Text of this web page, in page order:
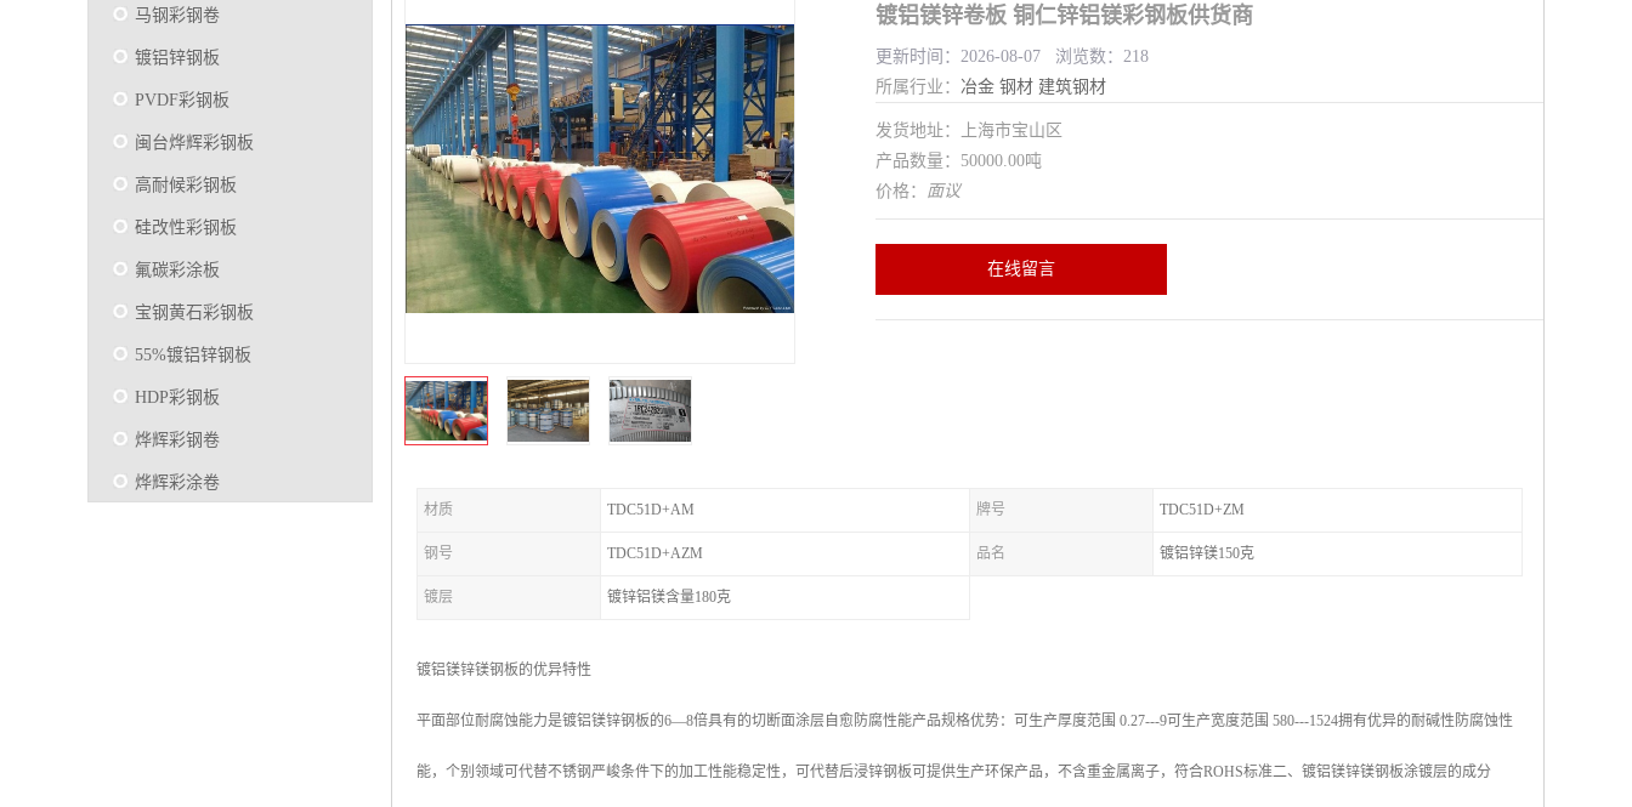
马钢彩钢卷
镀铝锌钢板
PVDF彩钢板
闽台烨辉彩钢板
高耐候彩钢板
硅改性彩钢板
氟碳彩涂板
宝钢黄石彩钢板
55%镀铝锌钢板
HDP彩钢板
烨辉彩钢卷
烨辉彩涂卷
镀铝镁锌卷板 铜仁锌铝镁彩钢板供货商
更新时间：2026-08-07 浏览数：218
所属行业： 冶金 钢材 建筑钢材
发货地址：上海市宝山区
产品数量：50000.00吨
价格： 面议
在线留言
材质 TDC51D+AM 牌号 TDC51D+ZM
钢号 TDC51D+AZM 品名 镀铝锌镁150克
镀层 镀锌铝镁含量180克
镀铝镁锌镁钢板的优异特性
平面部位耐腐蚀能力是镀铝镁锌钢板的6—8倍具有的切断面涂层自愈防腐性能产品规格优势：可生产厚度范围 0.27---9可生产宽度范围 580---1524拥有优异的耐碱性防腐蚀性
能，个别领域可代替不锈钢严峻条件下的加工性能稳定性，可代替后浸锌钢板可提供生产环保产品，不含重金属离子，符合ROHS标准二、镀铝镁锌镁钢板涂镀层的成分